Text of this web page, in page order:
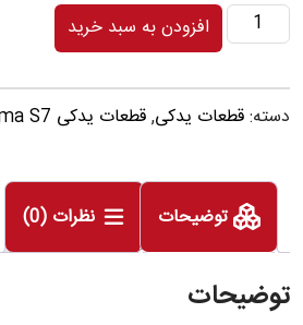
پولی
پمپ
هايما
HAIMA
افزودن به سبد خرید
دسته:قطعات یدکی,قطعات یدکی Haima S7
توضیحات نظرات (0)
توضیحات